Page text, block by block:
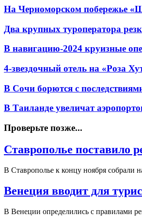
На Черноморском побережье
Два крупных туроператора
В навигацию-2024 круизные
4-звездочный отель на «Роза
В Сочи борются с
В Таиланде увеличат
Проверьте позже...
Ставрополье поставило
В Ставрополье к концу ноября собрали
Венеция вводит для
В Венеции определились с правилами